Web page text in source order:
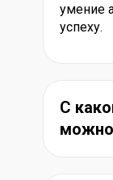
умение
успеху.
С
можно